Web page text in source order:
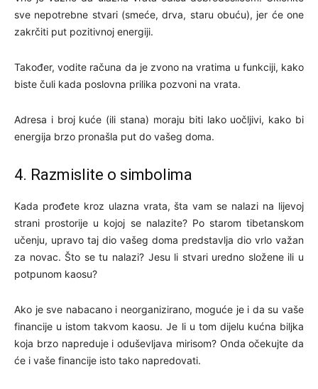
sve nepotrebne stvari (smeće, drva, staru obuću), jer će one
zakrčiti put pozitivnoj energiji.
Također, vodite računa da je zvono na vratima u funkciji, kako
biste čuli kada poslovna prilika pozvoni na vrata.
Adresa i broj kuće (ili stana) moraju biti lako uočljivi, kako bi
energija brzo pronašla put do vašeg doma.
4. Razmislite o simbolima
Kada prođete kroz ulazna vrata, šta vam se nalazi na lijevoj
strani prostorije u kojoj se nalazite? Po starom tibetanskom
učenju, upravo taj dio vašeg doma predstavlja dio vrlo važan
za novac. Što se tu nalazi? Jesu li stvari uredno složene ili u
potpunom kaosu?
Ako je sve nabacano i neorganizirano, moguće je i da su vaše
financije u istom takvom kaosu. Je li u tom dijelu kućna biljka
koja brzo napreduje i oduševljava mirisom? Onda očekujte da
će i vaše financije isto tako napredovati.